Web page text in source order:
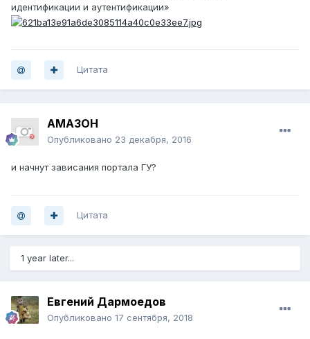
идентификации и аутентификации»
Цитата
AMA3OH
Опубликовано 23 декабря, 2016
и начнут зависания портала ГУ?
Цитата
1 year later...
Евгений Дармоедов
Опубликовано 17 сентября, 2018